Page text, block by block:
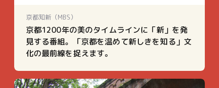
京都知新（MBS）
京都1200年の美のタイムラインに「新」を発
見する番組。「京都を温めて新しきを知る」文
化の最前線を捉えます。